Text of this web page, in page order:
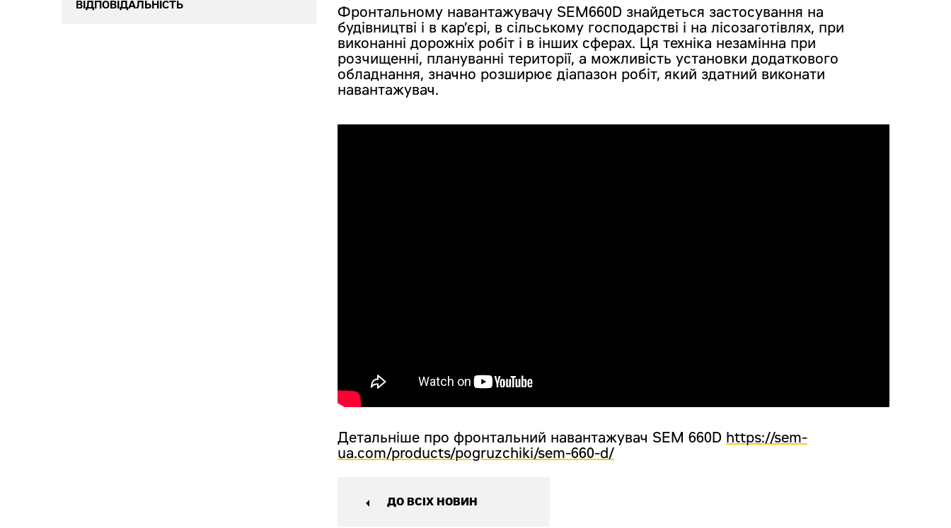
ВІДПОВІДАЛЬНІСТЬ
Фронтальному навантажувачу SEM660D знайдеться застосування на
будівництві і в кар’єрі, в сільському господарстві і на лісозаготівлях, при
виконанні дорожніх робіт і в інших сферах. Ця техніка незамінна при
розчищенні, плануванні території, а можливість установки додаткового
обладнання, значно розширює діапазон робіт, який здатний виконати
навантажувач.
Детальніше про фронтальний навантажувач SEM 660D https://sem-
ua.com/products/pogruzchiki/sem-660-d/
ДО ВСІХ НОВИН